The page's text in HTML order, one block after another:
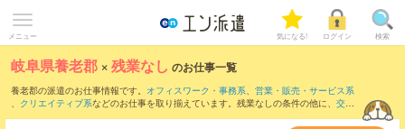
メニュー 気になる! ログイン 検索
岐阜県養老郡 ×残業なし のお仕事一覧
養老郡の派遣のお仕事情報です。 オフィスワーク・事務系、 営業・販売・サービス系
、 クリエイティブ系などのお仕事を取り揃えています。残業なしの条件の他に、 交通